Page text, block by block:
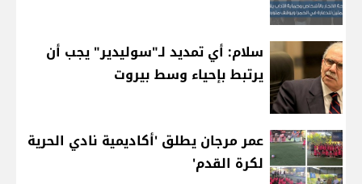
سلام: أي تمديد لـ"سوليدير" يجب أن
يرتبط بإحياء وسط بيروت
عمر مرجان يطلق 'أكاديمية نادي الحرية
لكرة القدم'